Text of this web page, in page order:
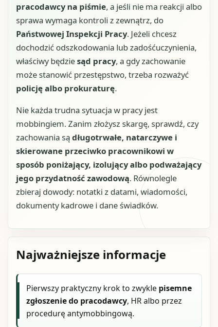
pracodawcy na piśmie, a jeśli nie ma reakcji albo
sprawa wymaga kontroli z zewnątrz, do
Państwowej Inspekcji Pracy. Jeżeli chcesz
dochodzić odszkodowania lub zadośćuczynienia,
właściwy będziesąd pracy, a gdy zachowanie
może stanowić przestępstwo, trzeba rozważyć
policję albo prokuraturę.
Nie każda trudna sytuacja w pracy jest
mobbingiem. Zanim złożysz skargę, sprawdź, czy
zachowania są długotrwałe, natarczywe i
skierowane przeciwko pracownikowi w
sposób poniżający, izolujący albo podważający
jego przydatność zawodową. Równolegle
zbieraj dowody: notatki z datami, wiadomości,
dokumenty kadrowe i dane świadków.
Najważniejsze informacje
Pierwszy praktyczny krok to zwykle pisemne
zgłoszenie do pracodawcy, HR albo przez
procedurę antymobbingową.